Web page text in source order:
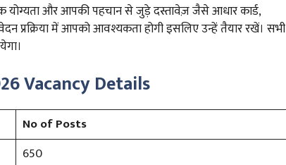
योग्यता और आपकी पहचान से जुड़े दस्तावेज़ जैसे आधार कार्ड,
प्रक्रिया में आपको आवश्यकता होगी इसलिए उन्हें तैयार रखें। सभी
Vacancy Details
No of Posts
650